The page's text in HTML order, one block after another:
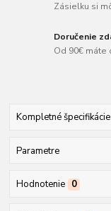
Zásielku si
Doručenie
Od 90€ máte
Kompletné špecifikácie
Parametre
Hodnotenie 0